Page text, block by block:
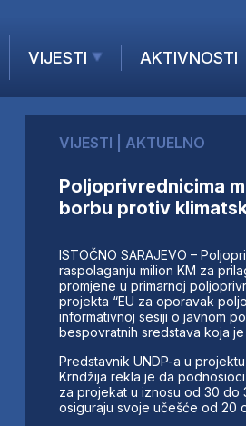
VIJESTI
AKTUELNO
KOMPANIJE
FINANSIJE
IZ STRANIH MEDIJA
AKTIVNOSTI
VIJESTI AKTUELNO
Poljoprivrednicima
borbu protiv
ISTOČNO SARAJEVO –
raspolaganju milion KM za
promjene u primarnoj
projekta “EU za oporavak
informativnoj sesiji o javnom
bespovratnih sredstava koja
Predstavnik UNDP-a u
Krndžija rekla je da
za projekat u iznosu od 30 do
osiguraju svoje učešće od 20